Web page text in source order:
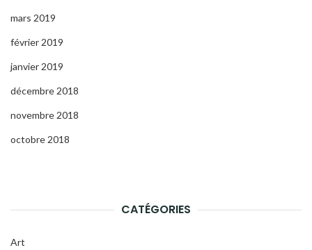
mars 2019
février 2019
janvier 2019
décembre 2018
novembre 2018
octobre 2018
CATÉGORIES
Art